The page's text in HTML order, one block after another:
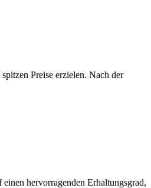
Preise erzielen. Nach der
hervorragenden Erhaltungsgrad,